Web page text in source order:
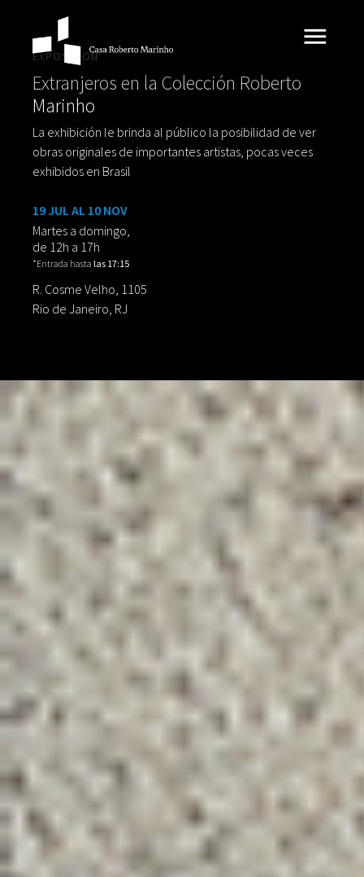
EXPOSICIÓN
Extranjeros en la Colección Roberto
Marinho
La exhibición le brinda al público la posibilidad de ver
obras originales de importantes artistas, pocas veces
exhibidos en Brasil
19 JUL AL 10 NOV
Martes a domingo,
de 12h a 17h
*Entrada hasta las 17:15
R. Cosme Velho, 1105
Rio de Janeiro, RJ